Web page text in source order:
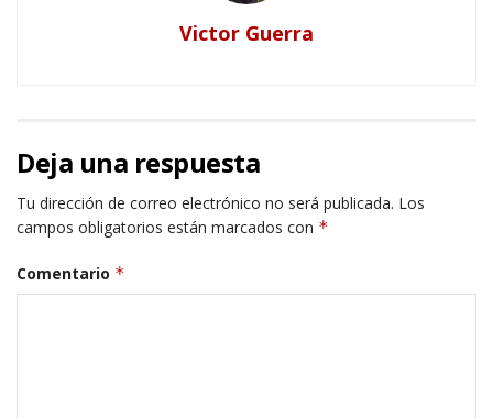
Victor Guerra
Deja una respuesta
Tu dirección de correo electrónico no será publicada. Los
campos obligatorios están marcados con *
Comentario *